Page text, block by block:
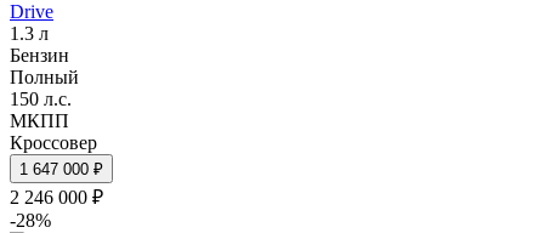
Drive
1.3 л
Бензин
Полный
150 л.с.
МКПП
Кроссовер
1 647 000 ₽
2 246 000 ₽
-28%